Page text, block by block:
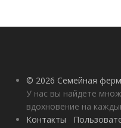
© 2026 Семейная
У нас вы найдете
вдохновение на
Контакты